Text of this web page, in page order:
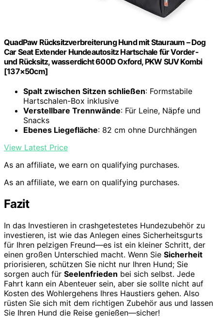
QuadPaw Rücksitzverbreiterung Hund mit Stauraum – Dog
Car Seat Extender Hundeautositz Hartschale für Vorder-
und Rücksitz, wasserdicht 600D Oxford, PKW SUV Kombi
[137×50cm]
Spalt zwischen Sitzen schließen: Formstabile
Hartschalen-Box inklusive
Verstellbare Trennwände: Für Leine, Näpfe und
Snacks
Ebenes Liegefläche: 82 cm ohne Durchhängen
View Latest Price
As an affiliate, we earn on qualifying purchases.
As an affiliate, we earn on qualifying purchases.
Fazit
In das Investieren in crashgetestetes Hundezubehör zu
investieren, ist wie das Anlegen eines Sicherheitsgurts
für Ihren pelzigen Freund—es ist ein kleiner Schritt, der
einen großen Unterschied macht. Wenn Sie Sicherheit
priorisieren, schützen Sie nicht nur Ihren Hund; Sie
sorgen auch für Seelenfrieden bei sich selbst. Jede
Fahrt kann ein Abenteuer sein, aber sie sollte nicht auf
Kosten des Wohlergehens Ihres Haustiers gehen. Also
rüsten Sie sich mit dem richtigen Zubehör aus und lassen
Sie Ihren Hund die Reise genießen—sicher!